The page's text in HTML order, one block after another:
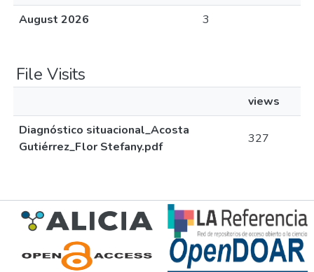
August 2026
3
File Visits
views
Diagnóstico situacional_Acosta
Gutiérrez_Flor Stefany.pdf
327